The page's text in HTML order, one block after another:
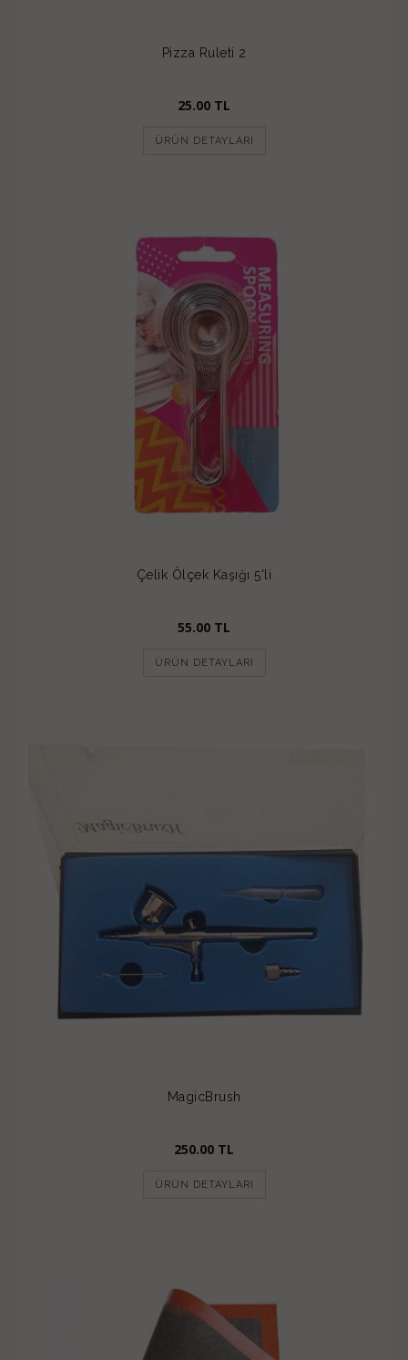
Pizza Ruleti 2
25.00 TL
ÜRÜN DETAYLARI
Çelik Ölçek Kaşığı 5'li
55.00 TL
ÜRÜN DETAYLARI
MagicBrush
250.00 TL
ÜRÜN DETAYLARI